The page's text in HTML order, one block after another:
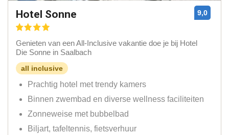
Hotel Sonne
Genieten van een All-Inclusive vakantie doe je bij Hotel
Die Sonne in Saalbach
all inclusive
Prachtig hotel met trendy kamers
Binnen zwembad en diverse wellness faciliteiten
Zonneweise met bubbelbad
Biljart, tafeltennis, fietsverhuur
9,0